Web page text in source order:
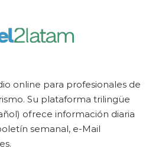
online para profesionales de
Su plataforma trilingüe
ofrece información diaria
semanal, e-Mail